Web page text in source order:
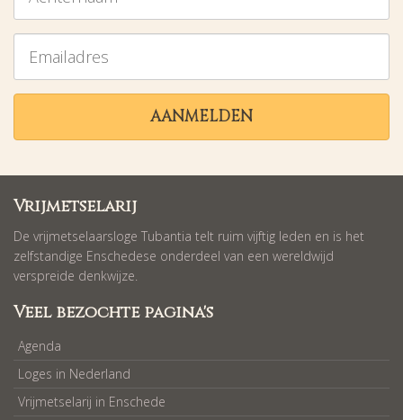
Emailadres
AANMELDEN
Vrijmetselarij
De vrijmetselaarsloge Tubantia telt ruim vijftig leden en is het
zelfstandige Enschedese onderdeel van een wereldwijd
verspreide denkwijze.
Veel bezochte pagina's
Agenda
Loges in Nederland
Vrijmetselarij in Enschede